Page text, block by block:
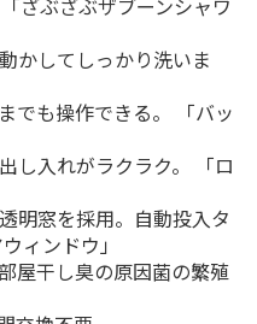
ざぶざぶザブーンシャワ
かしてしっかり洗いま
でも操作できる。 「バッ
し入れがラクラク。 「ロ
明窓を採用。自動投入タ
ィンドウ」
屋干し臭の原因菌の繁殖